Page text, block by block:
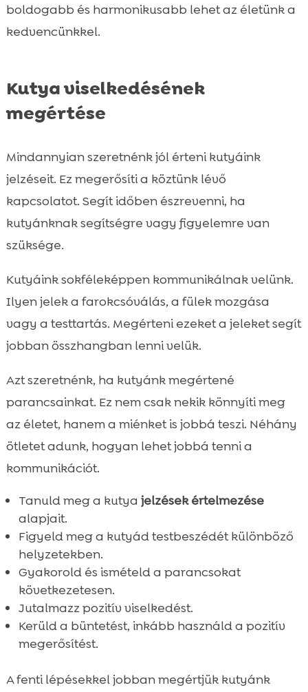
boldogabb és harmonikusabb lehet az életünk a
kedvencünkkel.
Kutya viselkedésének
megértése
Mindannyian szeretnénk jól érteni kutyáink
jelzéseit. Ez megerősíti a köztünk lévő
kapcsolatot. Segít időben észrevenni, ha
kutyánknak segítségre vagy figyelemre van
szüksége.
Kutyáink sokféleképpen kommunikálnak velünk.
Ilyen jelek a farokcsóválás, a fülek mozgása
vagy a testtartás. Megérteni ezeket a jeleket segít
jobban összhangban lenni velük.
Azt szeretnénk, ha kutyánk megértené
parancsainkat. Ez nem csak nekik könnyíti meg
az életet, hanem a miénket is jobbá teszi. Néhány
ötletet adunk, hogyan lehet jobbá tenni a
kommunikációt.
Tanuld meg a kutya jelzések értelmezése
alapjait.
Figyeld meg a kutyád testbeszédét különböző
helyzetekben.
Gyakorold és ismételd a parancsokat
következetesen.
Jutalmazz pozitív viselkedést.
Kerüld a büntetést, inkább használd a pozitív
megerősítést.
A fenti lépésekkel jobban megértjük kutyánk